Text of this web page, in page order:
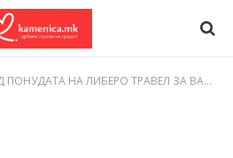
НА ЛИБЕРО ТРАВЕЛ ЗА ВАС ПО ПОВОД ПРАЗНИЧНИОТ ВИКЕНД 21-23 ОКТОМВРИ